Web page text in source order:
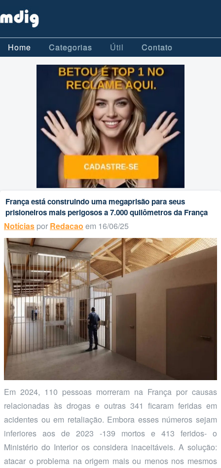
Home Categorias Útil Contato
França está construindo uma megaprisão para seus
prisioneiros mais perigosos a 7.000 quilômetros da França
Notícias por Redacao em 16/06/25
Em 2024, 110 pessoas morreram na França por causas
relacionadas às drogas e outras 341 ficaram feridas em
acidentes ou em retaliação. Embora esses números sejam
inferiores aos de 2023 -139 mortos e 413 feridos- o
Ministério do Interior os considera inaceitáveis. A solução:
atacar o problema na origem mais ou menos nos mesmos